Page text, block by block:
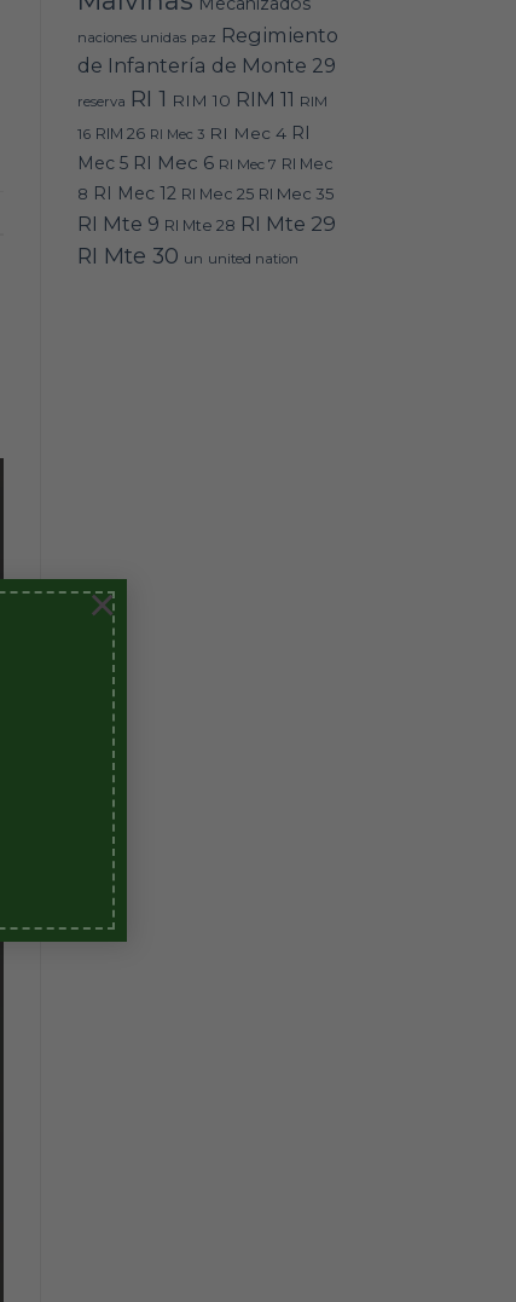
×
naciones unidas paz Regimiento
de Infantería de Monte 29
reserva RI 1 RIM 10 RIM 11 RIM
16 RIM 26 RI Mec 3 RI Mec 4 RI
Mec 5 RI Mec 6 RI Mec 7 RI Mec
8 RI Mec 12 RI Mec 25 RI Mec 35
RI Mte 9 RI Mte 28 RI Mte 29
RI Mte 30 un united nation